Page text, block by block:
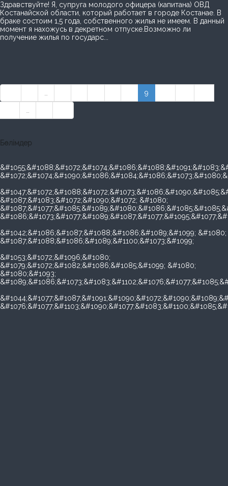
Здравствуйте! Я, супруга молодого офицера (капитана) ОВД
Костанайской области, который работает в городе Костанае. В
браке состоим 1,5 года, собственного жилья не имеем. В данный
момент я нахожусь в декретном отпуске.Возможно ли
получение жилья по государс...
9
Бөлімдер
&#1087;&#1083;&#1072;&#1090;&#1072; &#1080;
&#1042;&#1086;&#1087;&#1088;&#1086;&#1089;&#1099; &#1080;
&#1087;&#1088;&#1086;&#1089;&#1100;&#1073;&#1099;
&#1053;&#1072;&#1096;&#1080;
&#1079;&#1072;&#1082;&#1086;&#1085;&#1099; &#1080;
&#1080;&#1093;